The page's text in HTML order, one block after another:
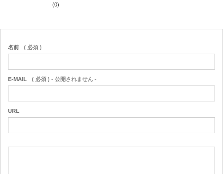
(0)
名前 ( 必須 )
E-MAIL ( 必須 ) - 公開されません -
URL